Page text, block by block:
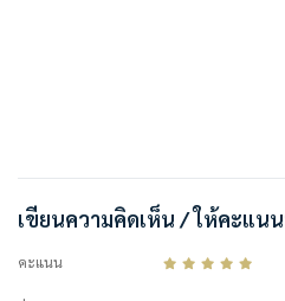
เขียนความคิดเห็น / ให้คะแน
คะแนน